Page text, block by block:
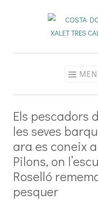
Els pescadors
les seves
ara es coneix
Pilons, on
Roselló
pesquer